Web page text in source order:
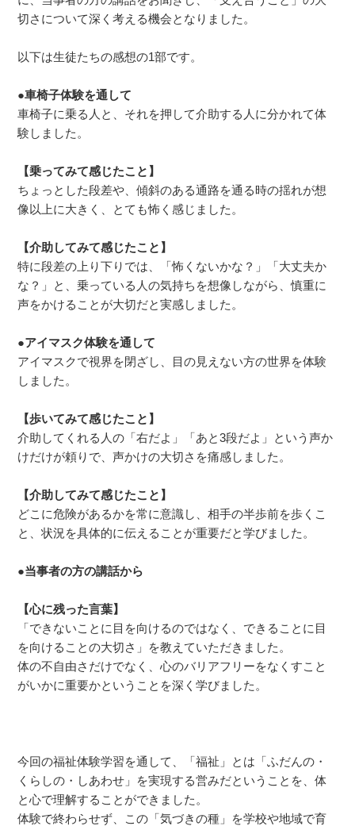
切さについて深く考える機会となりました。
以下は生徒たちの感想の1部です。
●車椅子体験を通して
車椅子に乗る人と、それを押して介助する人に分かれて体
験しました。
【乗ってみて感じたこと】
ちょっとした段差や、傾斜のある通路を通る時の揺れが想
像以上に大きく、とても怖く感じました。
【介助してみて感じたこと】
特に段差の上り下りでは、「怖くないかな？」「大丈夫か
な？」と、乗っている人の気持ちを想像しながら、慎重に
声をかけることが大切だと実感しました。
●アイマスク体験を通して
アイマスクで視界を閉ざし、目の見えない方の世界を体験
しました。
【歩いてみて感じたこと】
介助してくれる人の「右だよ」「あと3段だよ」という声か
けだけが頼りで、声かけの大切さを痛感しました。
【介助してみて感じたこと】
どこに危険があるかを常に意識し、相手の半歩前を歩くこ
と、状況を具体的に伝えることが重要だと学びました。
●当事者の方の講話から
【心に残った言葉】
「できないことに目を向けるのではなく、できることに目
を向けることの大切さ」を教えていただきました。
体の不自由さだけでなく、心のバリアフリーをなくすこと
がいかに重要かということを深く学びました。
今回の福祉体験学習を通して、「福祉」とは「ふだんの・
くらしの・しあわせ」を実現する営みだということを、体
と心で理解することができました。
体験で終わらせず、この「気づきの種」を学校や地域で育